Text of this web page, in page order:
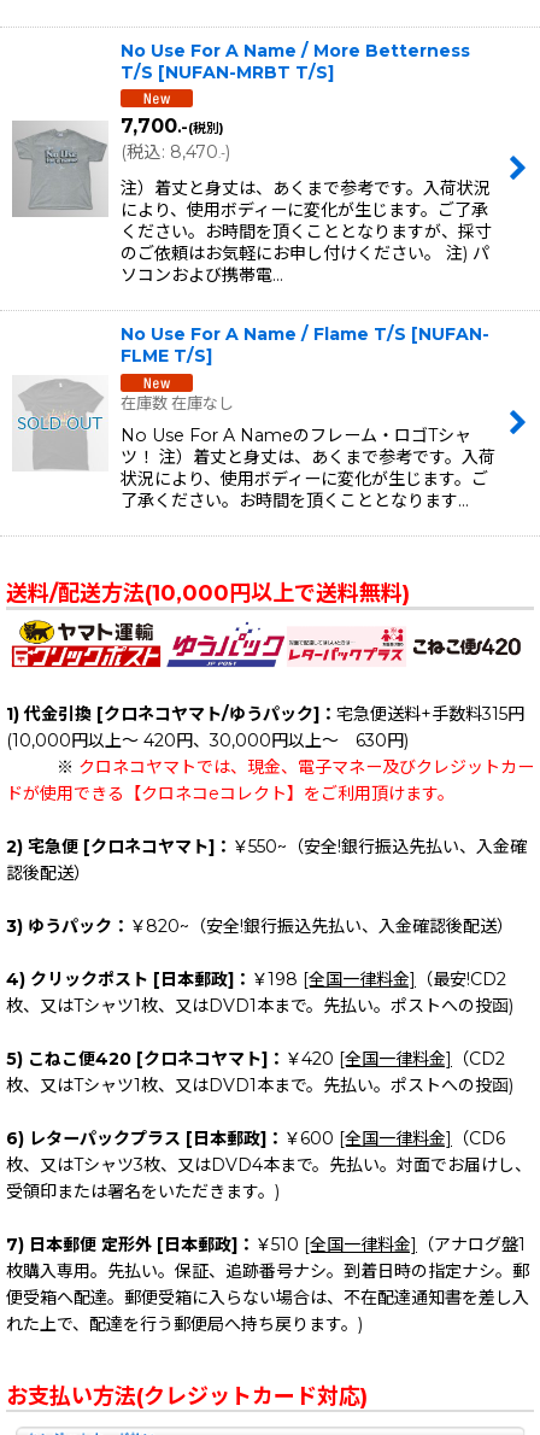
No Use For A Name / More Betterness
T/S [NUFAN-MRBT T/S]
7,700.-(税別)
(税込: 8,470.-)
注）着丈と身丈は、あくまで参考です。入荷状況
により、使用ボディーに変化が生じます。ご了承
ください。お時間を頂くこととなりますが、採寸
のご依頼はお気軽にお申し付けください。 注) パ
ソコンおよび携帯電…
No Use For A Name / Flame T/S [NUFAN-
FLME T/S]
在庫数 在庫なし
No Use For A Nameのフレーム・ロゴTシャ
ツ！ 注）着丈と身丈は、あくまで参考です。入荷
状況により、使用ボディーに変化が生じます。ご
了承ください。お時間を頂くこととなります…
送料/配送方法(10,000円以上で送料無料)
1) 代金引換 [クロネコヤマト/ゆうパック]： 宅急便送料+手数料315円
(10,000円以上～ 420円、30,000円以上～ 630円)
※ クロネコヤマトでは、現金、電子マネー及びクレジットカー
ドが使用できる【クロネコeコレクト】をご利用頂けます。
2) 宅急便 [クロネコヤマト]： ￥550~（安全!銀行振込先払い、入金確
認後配送）
3) ゆうパック： ￥820~（安全!銀行振込先払い、入金確認後配送）
4) クリックポスト [日本郵政]： ￥198 [全国一律料金]
（最安!CD2
枚、又はTシャツ1枚、又はDVD1本まで。先払い。ポストへの投函)
5) こねこ便420 [クロネコヤマト]： ￥420 [全国一律料金]
（CD2
枚、又はTシャツ1枚、又はDVD1本まで。先払い。ポストへの投函)
6) レターパックプラス [日本郵政]： ￥600 [全国一律料金]
（CD6
枚、又はTシャツ3枚、又はDVD4本まで。先払い。対面でお届けし、
受領印または署名をいただきます。)
7) 日本郵便 定形外 [日本郵政]： ￥510 [全国一律料金]
（アナログ盤1
枚購入専用。先払い。保証、追跡番号ナシ。到着日時の指定ナシ。郵
便受箱へ配達。郵便受箱に入らない場合は、不在配達通知書を差し入
れた上で、配達を行う郵便局へ持ち戻ります。)
お支払い方法(クレジットカード対応)